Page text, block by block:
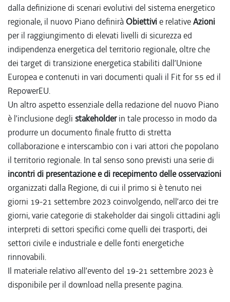
dalla definizione di scenari evolutivi del sistema energetico
regionale, il nuovo Piano definirà Obiettivie relativeAzioni
per il raggiungimento di elevati livelli di sicurezza ed
indipendenza energetica del territorio regionale, oltre che
dei target di transizione energetica stabiliti dall’Unione
Europea e contenuti in vari documenti quali il Fit for 55 ed il
RepowerEU.
Un altro aspetto essenziale della redazione del nuovo Piano
è l’inclusione degli stakeholderin tale processo in modo da
produrre un documento finale frutto di stretta
collaborazione e interscambio con i vari attori che popolano
il territorio regionale. In tal senso sono previsti una serie di
incontri di presentazione e di recepimento delle osservazioni
organizzati dalla Regione, di cui il primo si è tenuto nei
giorni 19-21 settembre 2023 coinvolgendo, nell’arco dei tre
giorni, varie categorie di stakeholder dai singoli cittadini agli
interpreti di settori specifici come quelli dei trasporti, dei
settori civile e industriale e delle fonti energetiche
rinnovabili.
Il materiale relativo all’evento del 19-21 settembre 2023 è
disponibile per il download nella presente pagina.